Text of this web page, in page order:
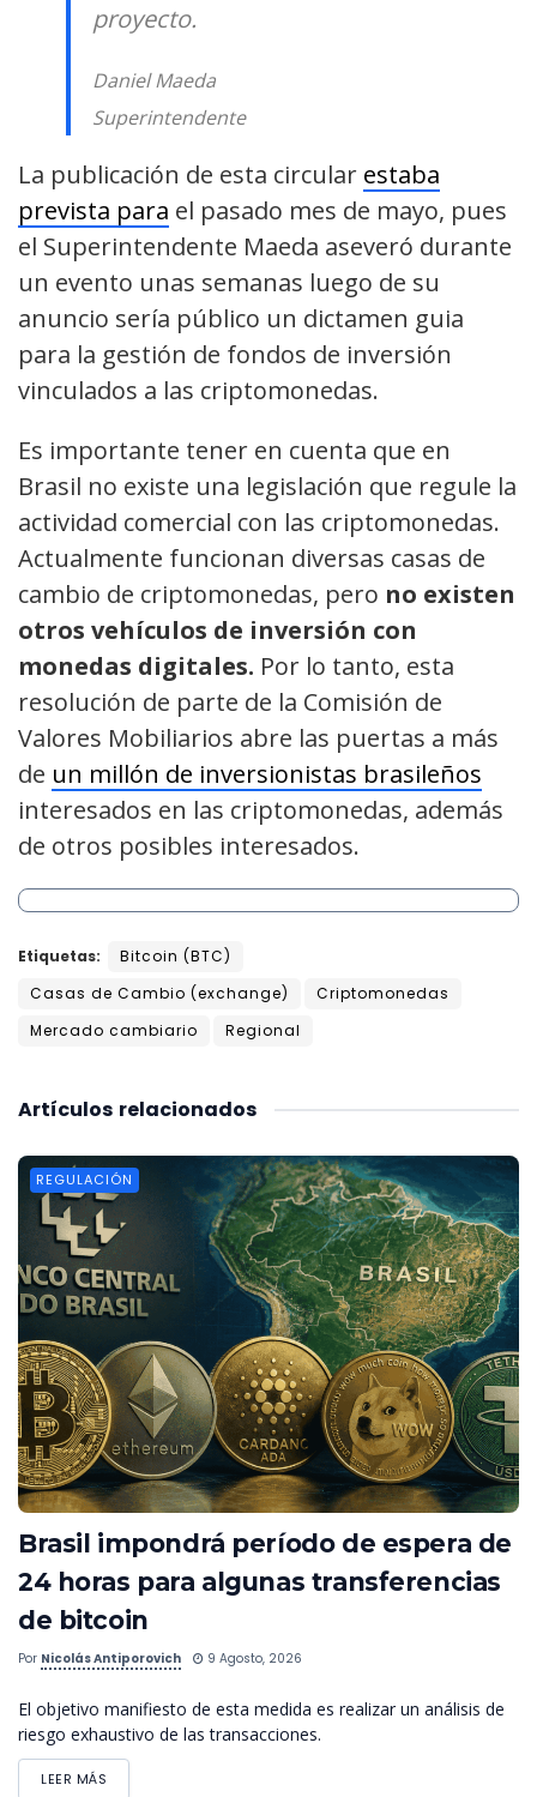
proyecto.
Daniel Maeda
Superintendente
La publicación de esta circular estaba
prevista para el pasado mes de mayo, pues
el Superintendente Maeda aseveró durante
un evento unas semanas luego de su
anuncio sería público un dictamen guia
para la gestión de fondos de inversión
vinculados a las criptomonedas.
Es importante tener en cuenta que en
Brasil no existe una legislación que regule la
actividad comercial con las criptomonedas.
Actualmente funcionan diversas casas de
cambio de criptomonedas, pero no existen
otros vehículos de inversión con
monedas digitales. Por lo tanto, esta
resolución de parte de la Comisión de
Valores Mobiliarios abre las puertas a más
de un millón de inversionistas brasileños
interesados en las criptomonedas, además
de otros posibles interesados.
Etiquetas:
Bitcoin (BTC)
Casas de Cambio (exchange)
Criptomonedas
Mercado cambiario
Regional
relacionados
Artículos
REGULACIÓN
Brasil impondrá período de espera de
24 horas para algunas transferencias
de bitcoin
Por Nicolás Antiporovich 9 Agosto, 2026
El objetivo manifiesto de esta medida es realizar un análisis de
riesgo exhaustivo de las transacciones.
LEER MÁS